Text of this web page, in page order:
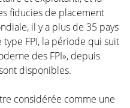
fiducies de placement
il y a plus de 35 pays
FPI, la période qui suit
des FPI», depuis
disponibles.
considérée comme une